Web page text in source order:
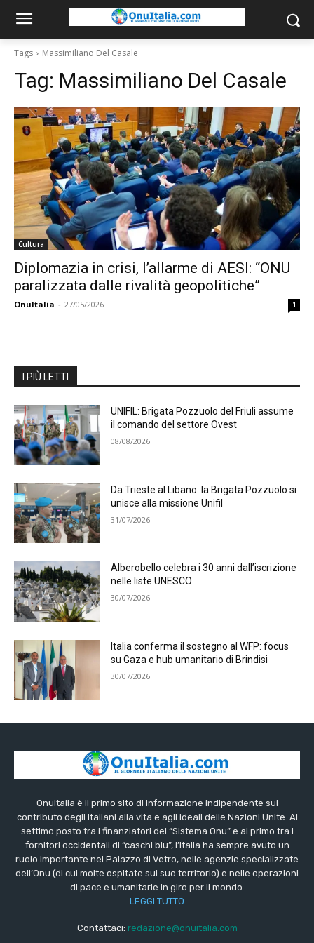
Tags Massimiliano Del Casale
Tag: Massimiliano Del Casale
Cultura
Diplomazia in crisi, l’allarme di AESI: “ONU
paralizzata dalle rivalità geopolitiche”
OnuItalia - 27/05/2026 1
I PIÙ LETTI
UNIFIL: Brigata Pozzuolo del Friuli assume
il comando del settore Ovest
08/08/2026
Da Trieste al Libano: la Brigata Pozzuolo si
unisce alla missione Unifil
31/07/2026
Alberobello celebra i 30 anni dall’iscrizione
nelle liste UNESCO
30/07/2026
Italia conferma il sostegno al WFP: focus
su Gaza e hub umanitario di Brindisi
30/07/2026
OnuItalia è il primo sito di informazione indipendente sul
contributo degli italiani alla vita e agli ideali delle Nazioni Unite. Al
settimo posto tra i finanziatori del “Sistema Onu” e al primo tra i
fornitori occidentali di “caschi blu”, l’Italia ha sempre avuto un
ruolo importante nel Palazzo di Vetro, nelle agenzie specializzate
dell’Onu (di cui molte ospitate sul suo territorio) e nelle operazioni
di pace e umanitarie in giro per il mondo.
LEGGI TUTTO
Contattaci: redazione@onuitalia.com